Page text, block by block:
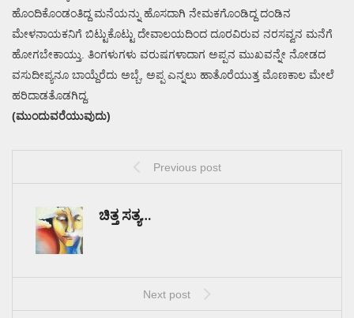
ಹೊಂದಿಕೊಂಡಂತಿದ್ದ ಮನೆಯನ್ನು ಹೊಸದಾಗಿ ನೇಮಕಗೊಂಡಿದ್ದ ದಂಡಿನ
ಮೇಳನಾಯಕನಿಗೆ ಬಿಟ್ಟುಕೊಟ್ಟು ದೇವಾಲಯದಿಂದ ದೂರವಿರುವ ನರಸವ್ವನ ಮನೆಗೆ
ಹೋಗಬೇಕಾಯ್ತು. ತಿಂಗಳುಗಳು ವರುಷಗಳಾದಾಗ ಅಪ್ಪನ ಮುಖವನ್ನೇ ನೋಡದ
ವಸುದೀಪ್ಯನೂ ಬಾಯ್ದೆರೆದು ಅಬ್ಬೆ, ಅಪ್ಪ ಎನ್ನಲು ಹಾತೊರೆಯುತ್ತ ಮೊಣಕಾಲ ಮೇಲೆ
ಹರಿದಾಡತೊಡಗಿದ್ದ.
(ಮುಂದುವರೆಯುವುದು)
Previous post
ಚಿತ್ತ ಸತ್ಯ…
Next post